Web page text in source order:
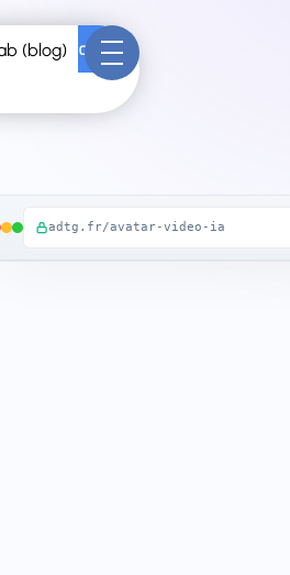
(blog)
Contact
adtg.fr/avatar-video-ia